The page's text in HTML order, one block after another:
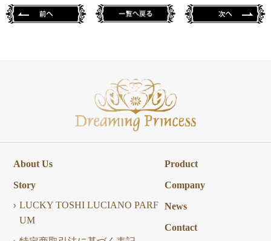
About Us
Story
LUCKY TOSHI LUCIANO PARF
UM
Product
Company
News
Contact